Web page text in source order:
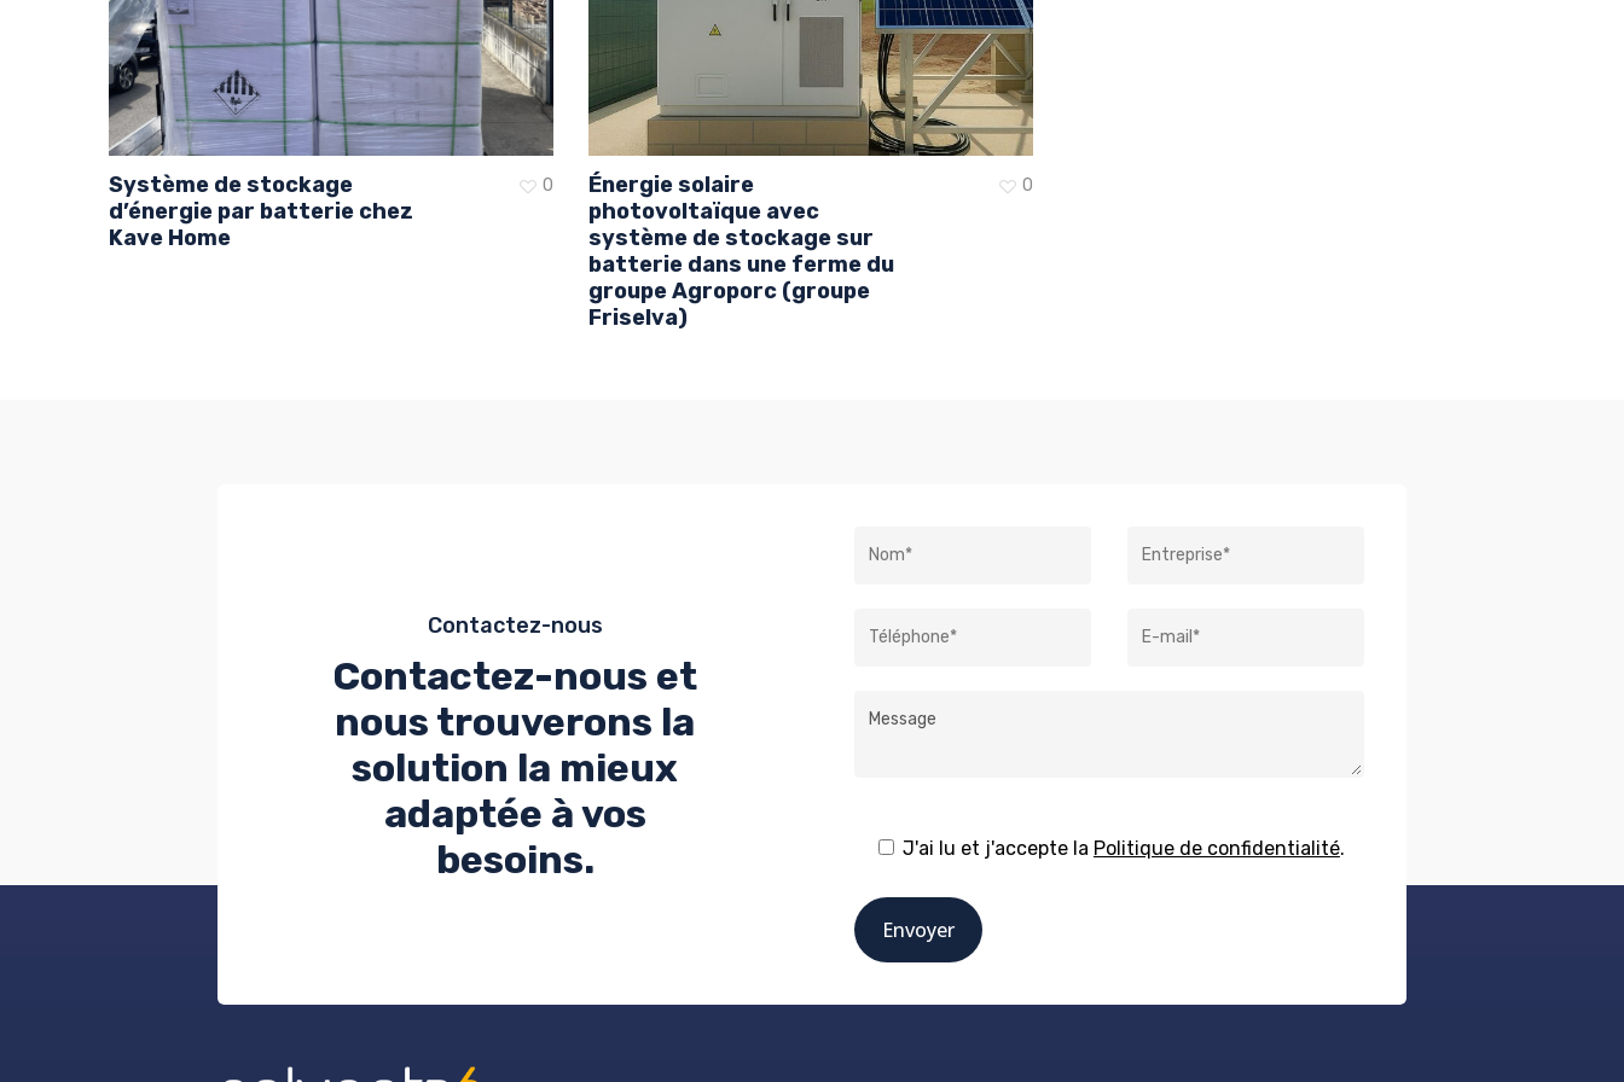
Système de stockage
d’énergie par batterie chez
Kave Home
0
Énergie solaire
photovoltaïque avec
système de stockage sur
batterie dans une ferme du
groupe Agroporc (groupe
Friselva)
0
Contactez-nous
Contactez-nous et
nous trouverons la
solution la mieux
adaptée à vos
besoins.
J'ai lu et j'accepte la Politique de confidentialité.